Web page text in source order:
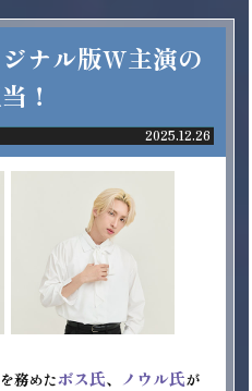
ナル版W主演の
！
2025.12.26
を務めたボス氏、 ノウル氏が